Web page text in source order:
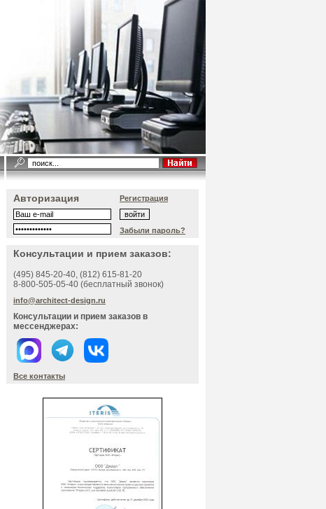
Авторизация Регистрация
Забыли пароль?
Консультации и прием заказов:
(495) 845-20-40, (812) 615-81-20
8-800-505-05-40 (бесплатный звонок)
info@architect-design.ru
Консультации и прием заказов в
мессенджерах:
Все контакты